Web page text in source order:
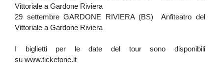
Vittoriale a Gardone Riviera
29 settembre GARDONE RIVIERA (BS) Anfiteatro del
Vittoriale a Gardone Riviera
I biglietti per le date del tour sono disponibili
su www.ticketone.it